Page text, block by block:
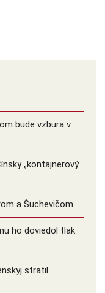
bude vzbura v
️„kontajnerový
a Šuchevičom
ho doviedol tlak
stratil